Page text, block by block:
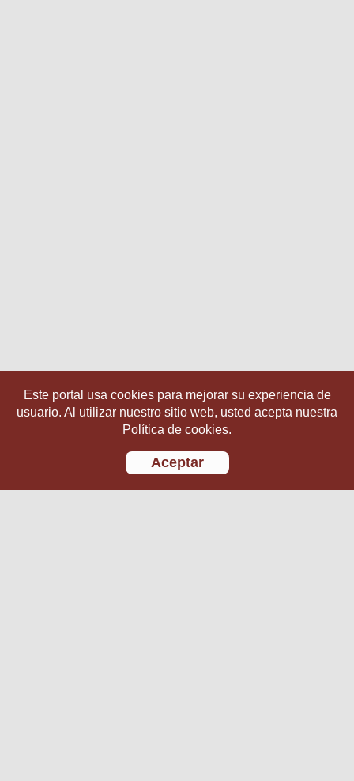
Este portal usa cookies para mejorar su experiencia de
usuario. Al utilizar nuestro sitio web, usted acepta nuestra
Política de cookies.
Aceptar